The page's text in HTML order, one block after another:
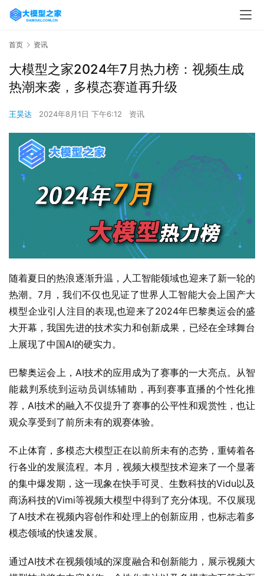
首页 资讯
大模型之家2024年7月热力榜：视频生成
热潮来袭，多模态赛道再升级
王昊达 2024年8月1日 下午6:12 资讯
随着夏日的热浪逐渐升温，人工智能领域也迎来了新一轮的
热潮。7月，我们不仅也见证了世界人工智能大会上国产大
模型企业引人注目的表现,也迎来了2024年巴黎奥运会的盛
大开幕，我国先进的技术实力和创新成果，已经在全球舞台
上展现了中国AI的硬实力。
巴黎奥运会上，AI技术的应用成为了赛事的一大亮点。从智
能裁判系统到运动员训练辅助，再到赛事直播的个性化推
荐，AI技术的融入不仅提升了赛事的公平性和观赏性，也让
观众享受到了前所未有的观赛体验。
不止体育，多模态大模型正在以前所未有的态势，重铸着各
行各业的发展流程。本月，视频大模型技术迎来了一个显著
的集中爆发期，这一现象在快手可灵、生数科技的Vidu以及
商汤科技的Vimi等视频大模型中得到了充分体现。不仅展现
了AI技术在视频内容创作和处理上的创新应用，也标志着多
模态领域的快速发展。
通过AI技术在视频领域的深度融合和创新能力，展示视频大